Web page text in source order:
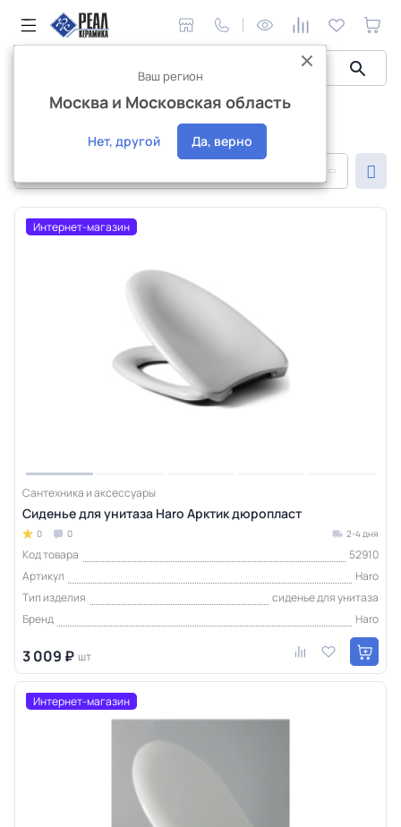
Сантехника и аксессуары Сантехника Haro
Сантехника Haro
Интернет-магазин
Сантехника и аксессуары
Сиденье для унитаза Haro Арктик дюропласт
0 0 2-4 дня
Код товара
52910
Артикул
Haro
Тип изделия
сиденье для унитаза
Бренд
Haro
3 009 ₽ шт
Интернет-магазин
Ваш регион
Москва и Московская область
Нет, другой Да, верно